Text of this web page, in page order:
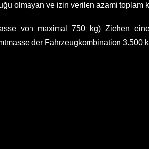
olmayan ve izin verilen azami toplam
von maximal 750 kg) Ziehen
der Fahrzeugkombination 3.500